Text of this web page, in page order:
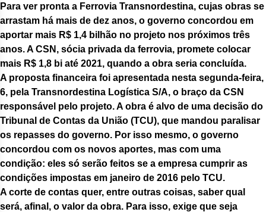
Para ver pronta a Ferrovia Transnordestina, cujas obras se
arrastam há mais de dez anos, o governo concordou em
aportar mais R$ 1,4 bilhão no projeto nos próximos três
anos. A CSN, sócia privada da ferrovia, promete colocar
mais R$ 1,8 bi até 2021, quando a obra seria concluída.
A proposta financeira foi apresentada nesta segunda-feira,
6, pela Transnordestina Logística S/A, o braço da CSN
responsável pelo projeto. A obra é alvo de uma decisão do
Tribunal de Contas da União (TCU), que mandou paralisar
os repasses do governo. Por isso mesmo, o governo
concordou com os novos aportes, mas com uma
condição: eles só serão feitos se a empresa cumprir as
condições impostas em janeiro de 2016 pelo TCU.
A corte de contas quer, entre outras coisas, saber qual
será, afinal, o valor da obra. Para isso, exige que seja